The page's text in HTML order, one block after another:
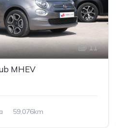
11
MHEV
59,076km